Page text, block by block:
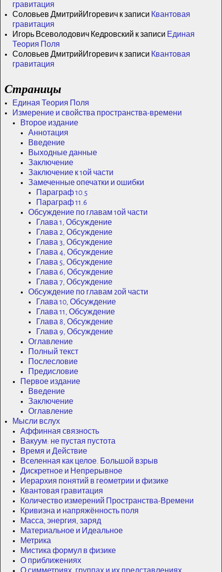
гравитация
Соловьев ДмитрийИгоревич к записи Квантовая
гравитация
Игорь Всеволодович Кедровский к записи Единая
Теория Поля
Соловьев ДмитрийИгоревич к записи Квантовая
гравитация
Страницы
Единая Теория Поля
Измерение и свойства пространства-времени
Второе издание
Аннотация
Введение
Выходные данные
Заключение
Заключение к 1ой части
Замеченные опечатки и ошибки
Параграф 10.5
Параграф 11.6
Обсуждение по главам 1ой части
Глава 1, Обсуждение
Глава 2, Обсуждение
Глава 3, Обсуждение
Глава 4, Обсуждение
Глава 5, Обсуждение
Глава 6, Обсуждение
Глава 7, Обсуждение
Обсуждение по главам 2ой части
Глава 10, Обсуждение
Глава 11, Обсуждение
Глава 8, Обсуждение
Глава 9, Обсуждение
Оглавление
Полный текст
Послесловие
Предисловие
Первое издание
Введение
Заключение
Оглавление
Мысли вслух
Аффинная связность
Вакуум: не пустая пустота
Время и Действие
Вселенная как целое. Большой взрыв
Дискретное и Непрерывное
Иерархия понятий в геометрии и физике
Квантовая гравитация
Количество измерений Пространства-Времени
Кривизна и напряжённость поля
Масса, энергия, заряд
Материальное и Идеальное
Метрика
Мистика формул в физике
О приближениях
О симметриях, группах и их представлениях